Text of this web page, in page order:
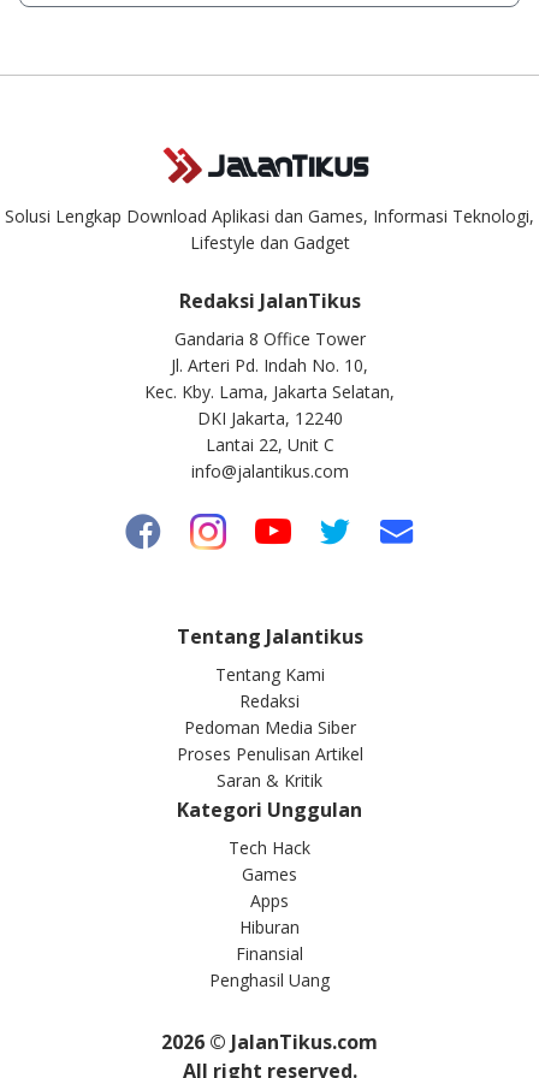
Kami dengan senang hati menjawab setiap pertanyaan yang
Solusi Lengkap Download Aplikasi dan Games, Informasi Teknologi,
Lifestyle dan Gadget
Redaksi JalanTikus
Gandaria 8 Office Tower
Jl. Arteri Pd. Indah No. 10,
Kec. Kby. Lama, Jakarta Selatan,
DKI Jakarta, 12240
Lantai 22, Unit C
info@jalantikus.com
Tentang Jalantikus
Tentang Kami
Redaksi
Pedoman Media Siber
Proses Penulisan Artikel
Saran & Kritik
Kategori Unggulan
Tech Hack
Games
Apps
Hiburan
Finansial
Penghasil Uang
2026 © JalanTikus.com
All right reserved.